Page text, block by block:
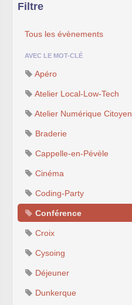
Filtre
Tous les évènements
AVEC LE MOT-CLÉ
Apéro
Atelier Local-Low-Tech
Atelier Numérique Citoyen
Braderie
Cappelle-en-Pévèle
Cinéma
Coding-Party
Conférence
Croix
Cysoing
Déjeuner
Dunkerque